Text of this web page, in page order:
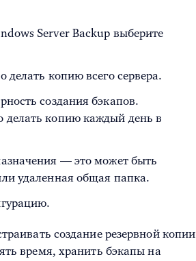
Server Backup выберите
делать копию всего сервера.
создания бэкапов.
копию каждый день в
— это может быть
удаленная общая папка.
создание резервной копии
время, хранить бэкапы на